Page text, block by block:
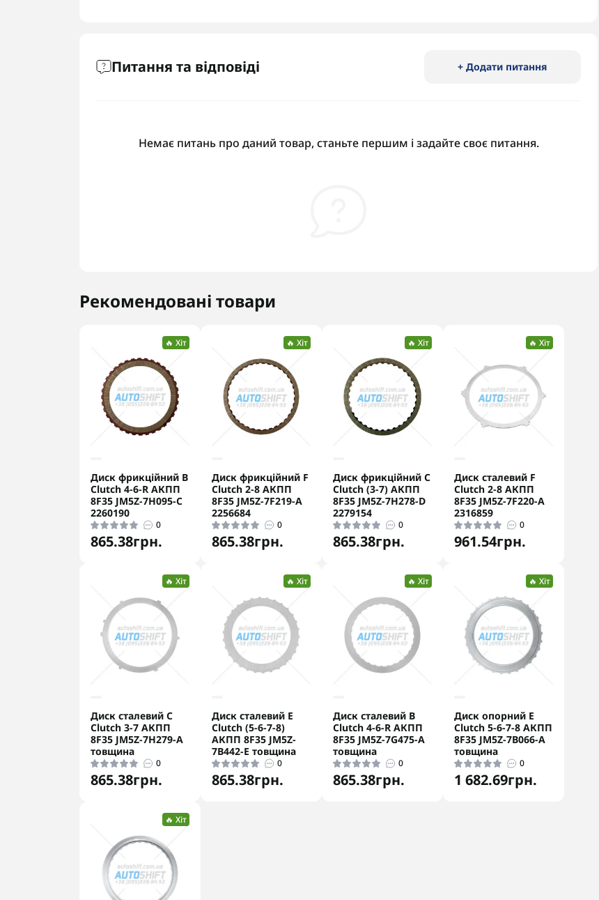
Питання та відповіді + Додати питання
Немає питань про даний товар, станьте першим і задайте своє питання.
Рекомендовані товари
🔥 Хіт
Диск фрикційний B
Clutch 4-6-R АКПП
8F35 JM5Z-7H095-C
2260190
0
865.38грн.
🔥 Хіт
Диск фрикційний F
Clutch 2-8 АКПП
8F35 JM5Z-7F219-A
2256684
0
865.38грн.
🔥 Хіт
Диск фрикційний C
Clutch (3-7) АКПП
8F35 JM5Z-7H278-D
2279154
0
865.38грн.
🔥 Хіт
Диск сталевий F
Clutch 2-8 АКПП
8F35 JM5Z-7F220-A
2316859
0
961.54грн.
🔥 Хіт
Диск сталевий C
Clutch 3-7 АКПП
8F35 JM5Z-7H279-A
товщина
0
865.38грн.
🔥 Хіт
Диск сталевий E
Clutch (5-6-7-8)
АКПП 8F35 JM5Z-
7B442-E товщина
0
865.38грн.
🔥 Хіт
Диск сталевий B
Clutch 4-6-R АКПП
8F35 JM5Z-7G475-A
товщина
0
865.38грн.
🔥 Хіт
Диск опорний E
Clutch 5-6-7-8 АКПП
8F35 JM5Z-7B066-A
товщина
0
1 682.69грн.
🔥 Хіт